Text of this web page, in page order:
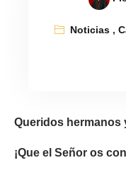
Noticias,
Queridos hermanos
¡Que el Señor os